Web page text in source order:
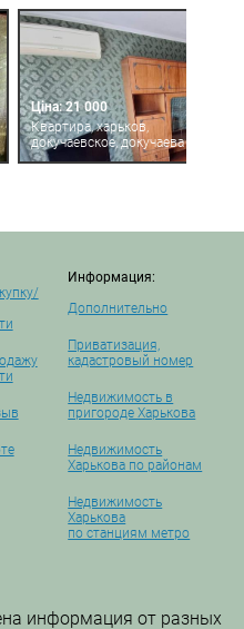
Ціна: 21 000
Квартира, харьков,
докучаевское, докучаева
Информация:
Дополнительно
Приватизация,
кадастровый номер
Недвижимость в
пригороде Харькова
Недвижимость
Харькова по районам
Недвижимость
Харькова
по станциям метро
информация от разных